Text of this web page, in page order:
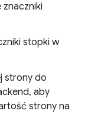
znaczniki
stopki w
strony do
aby
strony na